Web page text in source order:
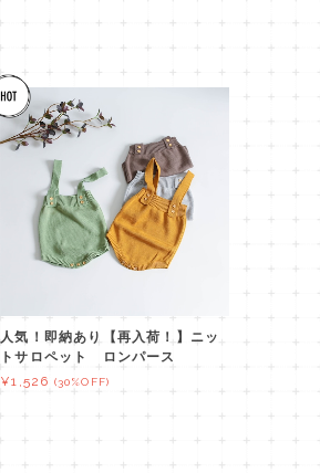
人気！即納あり【再入荷！】ニッ
トサロペット ロンパース
¥1,526 (30%OFF)